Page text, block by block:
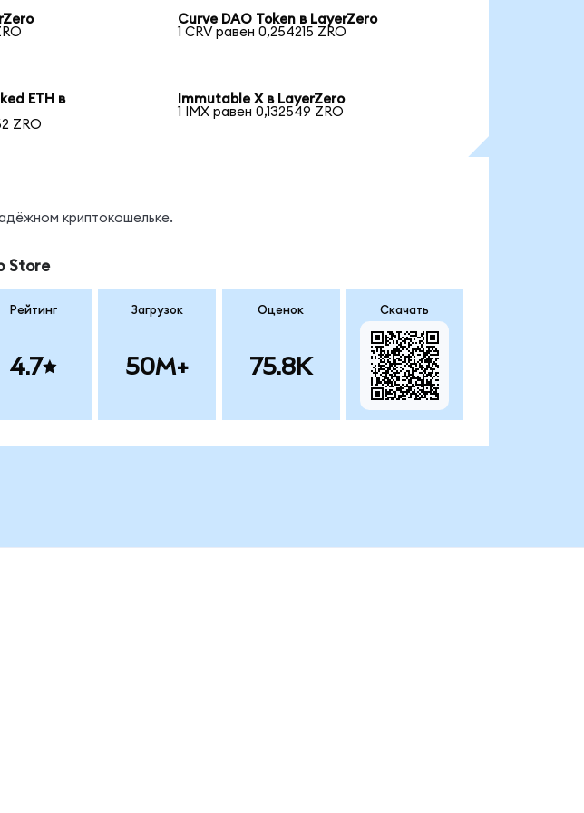
Curve DAO Token в LayerZero
1 CRV равен 0,254215 ZRO
ETH в
ZRO
Immutable X в LayerZero
1 IMX равен 0,132549 ZRO
криптокошельке.
Store
Рейтинг
4.7
Загрузок
50M+
Оценок
75.8K
Скачать